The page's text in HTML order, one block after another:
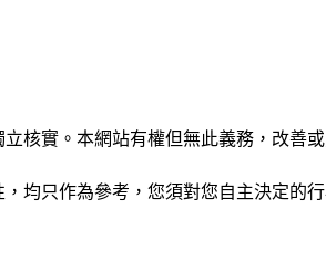
核實。本網站有權但無此義務，改善
均只作為參考，您須對您自主決定的